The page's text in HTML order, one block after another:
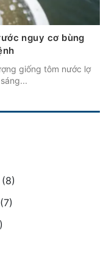
nguy cơ bùng
giống tôm nước lợ
(8)
(7)